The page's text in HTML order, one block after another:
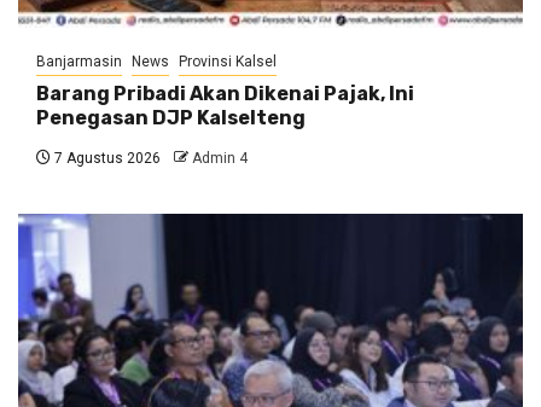
Banjarmasin News Provinsi Kalsel
Barang Pribadi Akan Dikenai Pajak, Ini
Penegasan DJP Kalselteng
7 Agustus 2026 Admin 4